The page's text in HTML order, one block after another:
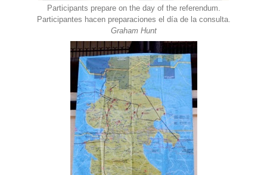
Participants prepare on the day of the referendum.
Participantes hacen preparaciones el día de la consulta.
Graham Hunt